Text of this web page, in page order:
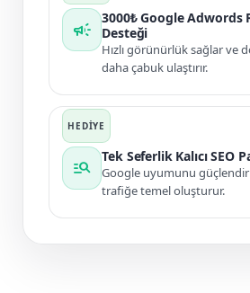
campaign
3000₺ Google Adwords
Desteği
Hızlı görünürlük sağlar ve
daha çabuk ulaştırır.
manage_search
Tek Seferlik Kalıcı SEO
Google uyumunu
trafiğe temel oluşturur.